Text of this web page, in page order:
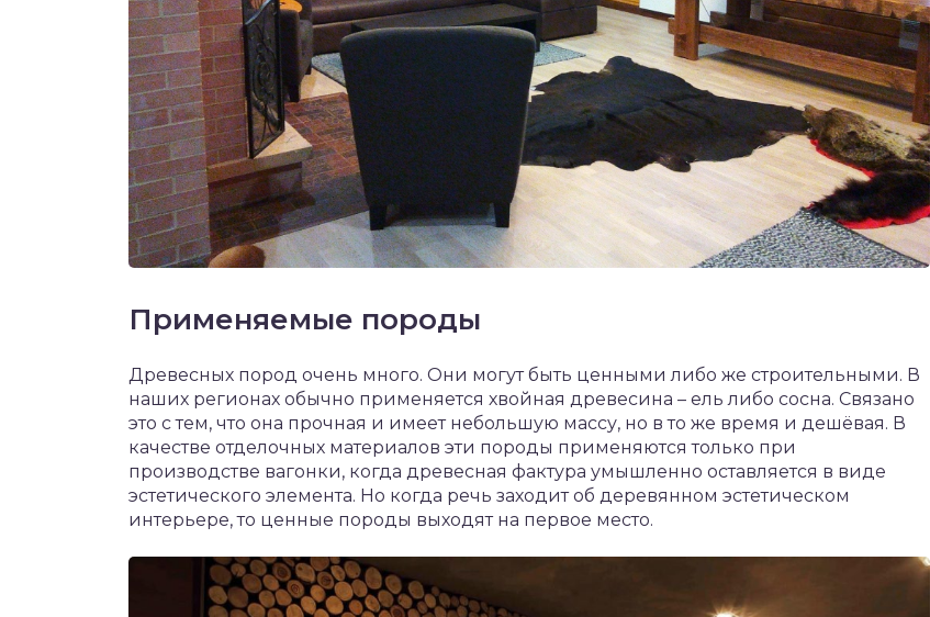
Применяемые породы
Древесных пород очень много. Они могут быть ценными либо же строительными. В
наших регионах обычно применяется хвойная древесина – ель либо сосна. Связано
это с тем, что она прочная и имеет небольшую массу, но в то же время и дешёвая. В
качестве отделочных материалов эти породы применяются только при
производстве вагонки, когда древесная фактура умышленно оставляется в виде
эстетического элемента. Но когда речь заходит об деревянном эстетическом
интерьере, то ценные породы выходят на первое место.